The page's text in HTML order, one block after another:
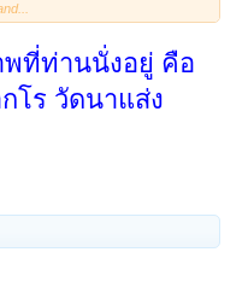
ะภาคตะวันออกเฉียงเหนือ เจ้า
อ.เมือง จ.ขอนแก่น มรณภาพ
ปี 45 พรรษา หลังอาพาธและ
าการโรคหัวใจ ความดันโลหิต
ลวงปู่พันธ์ไว้ในโลงเย็นและใน
33 ปี ที่วัดท่าบึง ต.บ้านเป็ด
มะไปเรื่อยๆพร้อมกับการเรียน
ที่ท่านนั่งอยู่ คือ
โร วัดนาแส่ง